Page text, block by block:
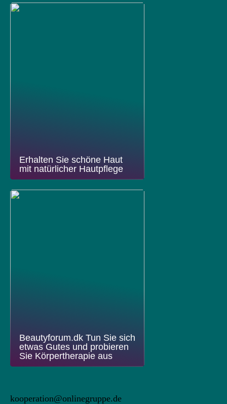
Erhalten Sie schöne Haut
mit natürlicher Hautpflege
Beautyforum.dk Tun Sie sich
etwas Gutes und probieren
Sie Körpertherapie aus
kooperation@onlinegruppe.de